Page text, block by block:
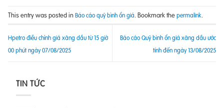
TIN TỨC
This entry was posted inBáo cáo quỹ bình ổn giá. Bookmark thepermalink.
Hpetro điều chỉnh giá xăng dầu từ 15 giờ
00 phút ngày 07/08/2025
Báo cáo Quỹ bình ổn giá xăng dầu ước
tính đến ngày 13/08/2025